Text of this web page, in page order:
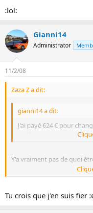
:lol:
Gianni14
Administrator
11/2/08
Zaza Z a dit:
gianni14 a dit:
J'ai payé 624 € pour
Y'a vraiment pas de quoi
:lol:
Tu crois que j'en suis fier